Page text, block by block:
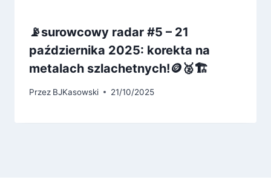
📡surowcowy radar #5 – 21
października 2025: korekta na
metalach szlachetnych!🪙🥈🏗️
Przez BJKasowski 21/10/2025